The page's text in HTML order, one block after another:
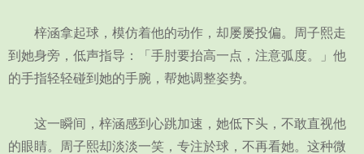
梓涵拿起球，模仿着他的动作，却屡屡投偏。周子熙走
到她身旁，低声指导：「手肘要抬高一点，注意弧度。」他
的手指轻轻碰到她的手腕，帮她调整姿势。
这一瞬间，梓涵感到心跳加速，她低下头，不敢直视他
的眼睛。周子熙却淡淡一笑，专注於球，不再看她。这种微